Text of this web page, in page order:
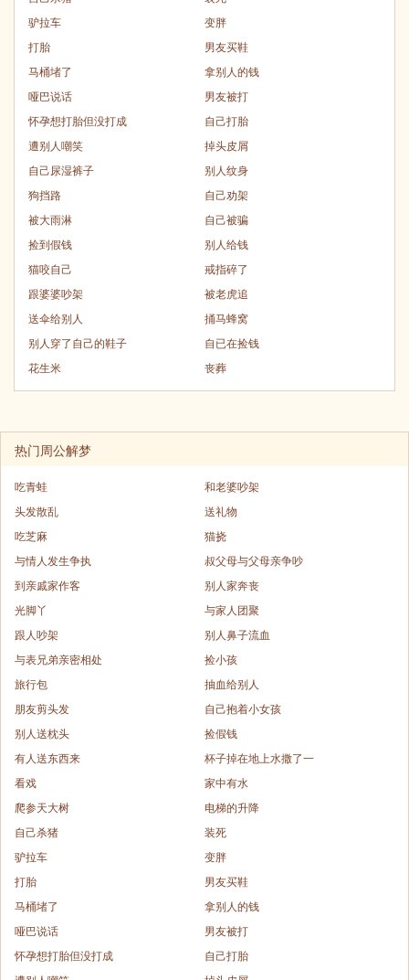
驴拉车
变胖
打胎
男友买鞋
马桶堵了
拿别人的钱
哑巴说话
男友被打
怀孕想打胎但没打成
自己打胎
遭别人嘲笑
掉头皮屑
自己尿湿裤子
别人纹身
狗挡路
自己劝架
被大雨淋
自己被骗
捡到假钱
别人给钱
猫咬自己
戒指碎了
跟婆婆吵架
被老虎追
送伞给别人
捅马蜂窝
别人穿了自己的鞋子
自已在捡钱
花生米
丧葬
热门周公解梦
吃青蛙
和老婆吵架
头发散乱
送礼物
吃芝麻
猫挠
与情人发生争执
叔父母与父母亲争吵
到亲戚家作客
别人家奔丧
光脚丫
与家人团聚
跟人吵架
别人鼻子流血
与表兄弟亲密相处
捡小孩
旅行包
抽血给别人
朋友剪头发
自己抱着小女孩
别人送枕头
捡假钱
有人送东西来
杯子掉在地上水撒了一
看戏
家中有水
爬参天大树
电梯的升降
自己杀猪
装死
驴拉车
变胖
打胎
男友买鞋
马桶堵了
拿别人的钱
哑巴说话
男友被打
怀孕想打胎但没打成
自己打胎